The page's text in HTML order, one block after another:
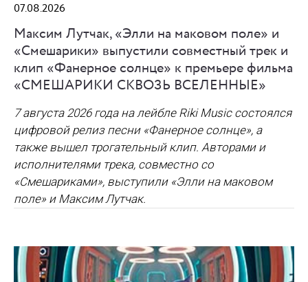
07.08.2026
Максим Лутчак, «Элли на маковом поле» и
«Смешарики» выпустили совместный трек и
клип «Фанерное солнце» к премьере фильма
«СМЕШАРИКИ СКВОЗЬ ВСЕЛЕННЫЕ»
7 августа 2026 года на лейбле Riki Music состоялся
цифровой релиз песни «Фанерное солнце», а
также вышел трогательный клип. Авторами и
исполнителями трека, совместно со
«Смешариками», выступили «Элли на маковом
поле» и Максим Лутчак.